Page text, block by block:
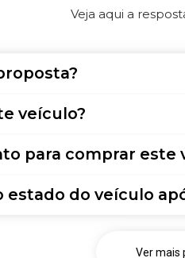
Veja aqui a
veículo?
para comprar este
estado do veículo
Ver mais